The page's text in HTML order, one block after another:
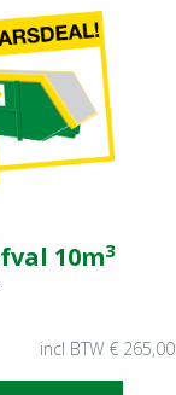
10m3
incl BTW € 265,00